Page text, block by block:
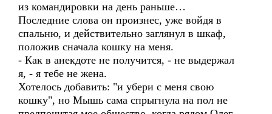
из командировки на день раньше…
Последние слова он произнес, уже войдя в
спальню, и действительно заглянул в шкаф,
положив сначала кошку на меня.
- Как в анекдоте не получится, - не выдержал
я, - я тебе не жена.
Хотелось добавить: "и убери с меня свою
кошку", но Мышь сама спрыгнула на пол не